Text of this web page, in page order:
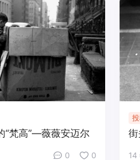
“梵高”—薇薇安迈尔
0 0 14